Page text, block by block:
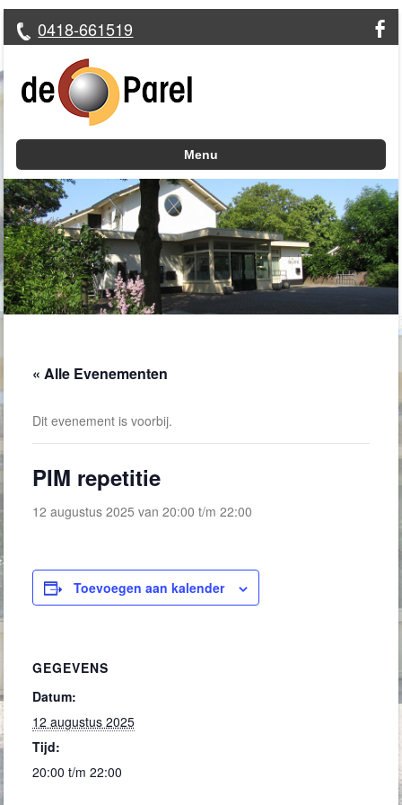
0418-661519
Menu
Skip to content
« Alle Evenementen
Dit evenement is voorbij.
PIM repetitie
12 augustus 2025 van 20:00 t/m 22:00
Toevoegen aan kalender
GEGEVENS
Datum:
12 augustus 2025
Tijd:
20:00 t/m 22:00